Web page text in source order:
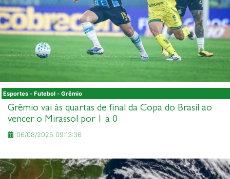
Esportes - Futebol - Grêmio
Grêmio vai às quartas de final da Copa do Brasil ao
vencer o Mirassol por 1 a 0
06/08/2026 09:13:36